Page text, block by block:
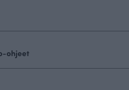
ohjeet